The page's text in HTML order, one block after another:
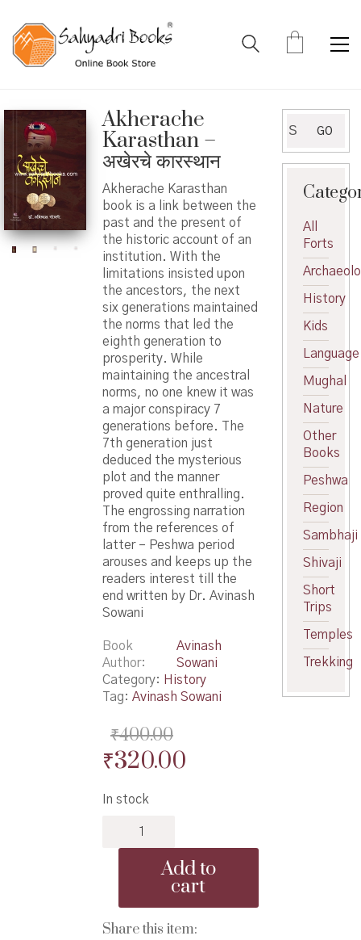
Akherache
Karasthan –
अखेरचे कारस्थान
Akherache Karasthan
book is a link between the
past and the present of
the historic account of an
institution. With the
limitations insisted upon
the ancestors, the next
six generations maintained
the norms that led the
eighth generation to
prosperity. While
maintaining the ancestral
norms, no one knew it was
a major conspiracy 7
generations before. The
7th generation just
deduced the mysterious
plot and the manner
proved quite enthralling.
The engrossing narration
from the references of
latter – Peshwa period
arouses and keeps up the
readers interest till the
end written by Dr. Avinash
Sowani
Book
Author
Avinash
Sowani
Category: History
Tag: Avinash Sowani
₹400.00
Original
was:
₹400.00.
₹320.00Current
In stock
Karasthan
quantity
Add to
cart
Share this item:
for:
GO
All
Forts
History
Kids
Language
Mughal
Nature
Other
Books
Peshwa
Region
Sambhaji
Shivaji
Short
Trips
Temples
Trekking